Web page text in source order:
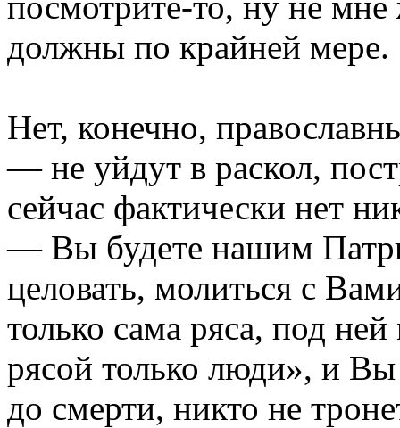
должны по крайней мере.
Нет, конечно,
— не уйдут в раскол,
сейчас фактически нет
— Вы будете нашим
целовать, молиться с
только сама ряса, под
рясой только люди», и
до смерти, никто не